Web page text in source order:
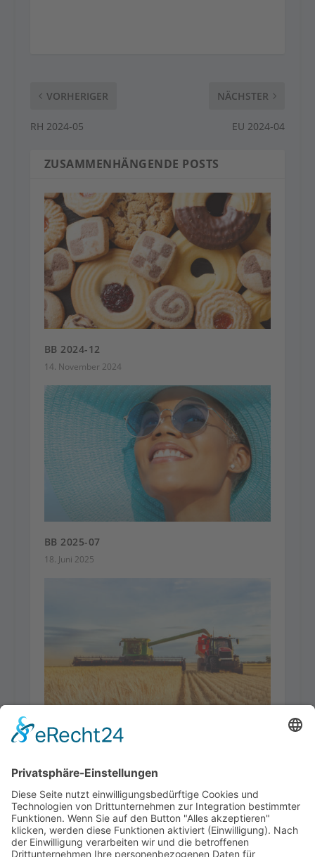
VORHERIGER
RH 2024-05
NÄCHSTER
EU 2024-04
ZUSAMMENHÄNGENDE POSTS
BB 2024-12
14. November 2024
BB 2025-07
18. Juni 2025
BB 2026-08